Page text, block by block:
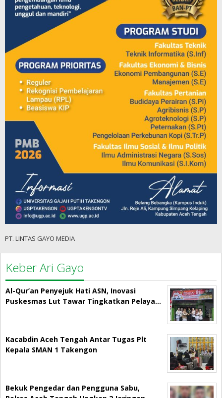
PT. LINTAS GAYO MEDIA
Keber Ari Gayo
Al-Qur’an Penyejuk Hati ASN, Inovasi
Puskesmas Lut Tawar Tingkatkan Pelaya…
Kacabdin Aceh Tengah Antar Tugas Plt
Kepala SMAN 1 Takengon
Bekuk Pengedar dan Pengguna Sabu,